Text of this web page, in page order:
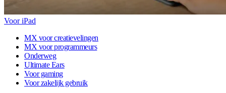
Voor iPad
MX voor creatievelingen
MX voor programmeurs
Onderweg
Ultimate Ears
Voor gaming
Voor zakelijk gebruik